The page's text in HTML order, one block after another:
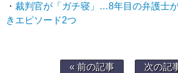
・ 裁判官が「ガチ寝」…8年目の弁護士
きエピソード2つ
« 前の記事 次の記